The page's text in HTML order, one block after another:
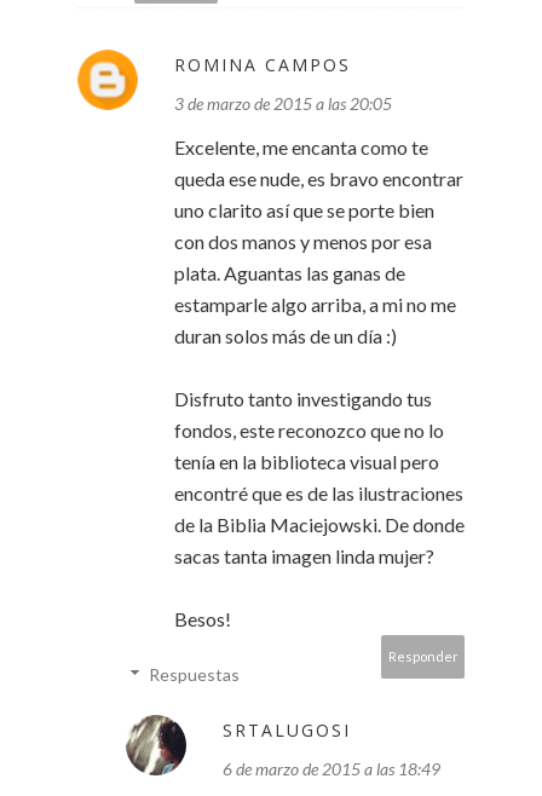
ROMINA CAMPOS
3 de marzo de 2015 a las 20:05
Excelente, me encanta como te
queda ese nude, es bravo encontrar
uno clarito así que se porte bien
con dos manos y menos por esa
plata. Aguantas las ganas de
estamparle algo arriba, a mi no me
duran solos más de un día :)
Disfruto tanto investigando tus
fondos, este reconozco que no lo
tenía en la biblioteca visual pero
encontré que es de las ilustraciones
de la Biblia Maciejowski. De donde
sacas tanta imagen linda mujer?
Besos!
Responder
Respuestas
SRTALUGOSI
6 de marzo de 2015 a las 18:49